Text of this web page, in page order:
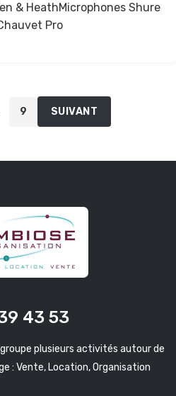
& HeathMicrophones Shure
Pro
Pagination
publications
9 SUIVANT
43 53
plusieurs activités autour de
: Vente, Location, Organisation